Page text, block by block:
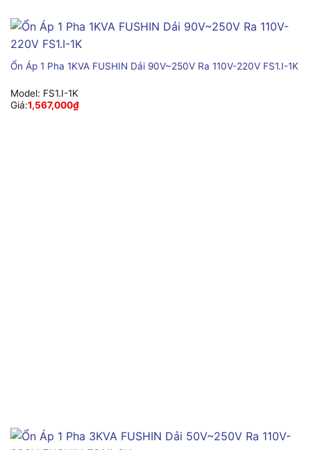
Ổn Áp 1 Pha 1KVA FUSHIN Dải 90V~250V Ra 110V-220V FS1.I-1K
Model: FS1.I-1K
Giá:1,567,000₫